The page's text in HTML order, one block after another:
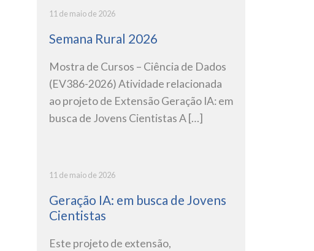
11 de maio de 2026
Semana Rural 2026
Mostra de Cursos – Ciência de Dados
(EV386-2026) Atividade relacionada
ao projeto de Extensão Geração IA: em
busca de Jovens Cientistas A […]
11 de maio de 2026
Geração IA: em busca de Jovens
Cientistas
Este projeto de extensão,